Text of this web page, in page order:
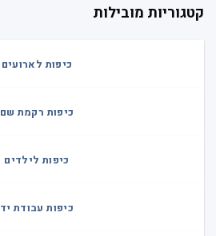
קטגוריות מובילות
כיפות לארועים
כיפות רקמת שם
כיפות לילדים
כיפות עבודת יד